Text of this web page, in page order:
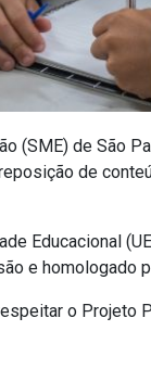
(SME) de São
de
Educacional
e homologado
o Projeto